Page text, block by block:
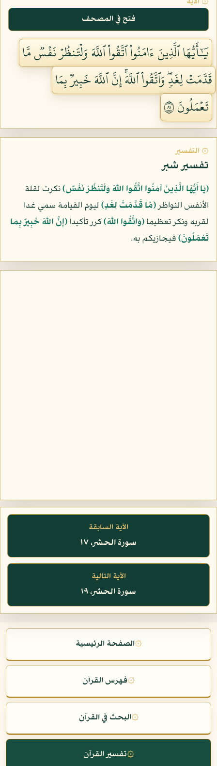
فتح في المصحف
يَٰٓأَيُّهَا ٱلَّذِينَ ءَامَنُواْ ٱتَّقُواْ ٱللَّهَ وَلۡتَنظُرۡ نَفۡسٞ مَّا
قَدَّمَتۡ لِغَدٖۖ وَٱتَّقُواْ ٱللَّهَۚ إِنَّ ٱللَّهَ خَبِيرُۢ بِمَا
تَعۡمَلُونَ ١٨
۞ التفسير
تفسير شبر
﴿يَا أَيُّهَا الَّذِينَ آمَنُوا اتَّقُوا اللَّهَ وَلْتَنظُرْ نَفْسٌ﴾نكرت لقلة
الأنفس النواظر﴿مَّا قَدَّمَتْ لِغَدٍ﴾ليوم القيامة سمي غدا
لقربه ونكر تعظيما﴿وَاتَّقُوا اللَّهَ﴾كرر تأكيدا﴿إِنَّ اللَّهَ خَبِيرٌ بِمَا
تَعْمَلُونَ﴾فيجازيكم به.
الآية السابقة
سورة الحشر، ١٧
الآية التالية
سورة الحشر، ١٩
۞الصفحة الرئيسية
۞فهرس القرآن
۞البحث في القرآن
۞تفسير القرآن